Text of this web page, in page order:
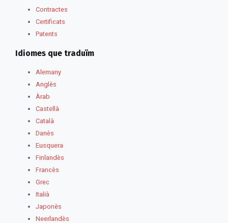
Contractes
Certificats
Patents
Idiomes que traduïm
Alemany
Anglès
Àrab
Castellà
Català
Danès
Eusquera
Finlandès
Francès
Grec
Italià
Japonès
Neerlandès